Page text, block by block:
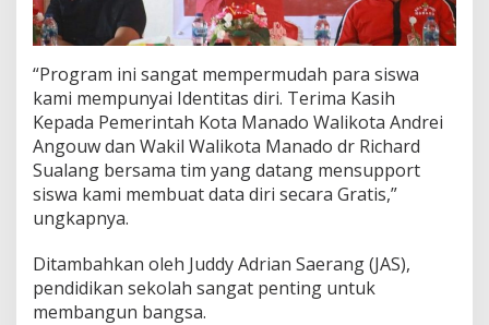
“Program ini sangat mempermudah para siswa
kami mempunyai Identitas diri. Terima Kasih
Kepada Pemerintah Kota Manado Walikota Andrei
Angouw dan Wakil Walikota Manado dr Richard
Sualang bersama tim yang datang mensupport
siswa kami membuat data diri secara Gratis,”
ungkapnya.
Ditambahkan oleh Juddy Adrian Saerang (JAS),
pendidikan sekolah sangat penting untuk
membangun bangsa.